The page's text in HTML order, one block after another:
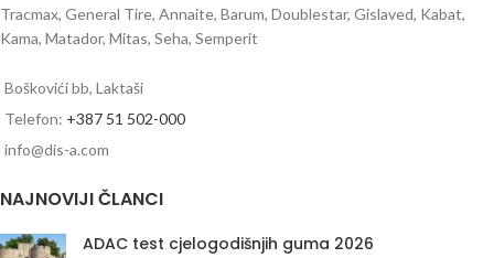
Tracmax, General Tire, Annaite, Barum, Doublestar, Gislaved, Kabat,
Kama, Matador, Mitas, Seha, Semperit
Boškovići bb, Laktaši
Telefon: +387 51 502-000
info@dis-a.com
NAJNOVIJI ČLANCI
ADAC test cjelogodišnjih guma 2026